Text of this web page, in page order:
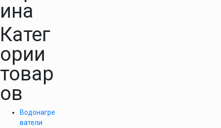
ина
Катег
ории
товар
ов
Водонагре
ватели